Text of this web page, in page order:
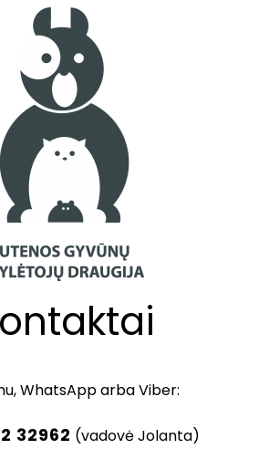
WhatsApp arba Viber:
32962 (vadovė Jolanta)